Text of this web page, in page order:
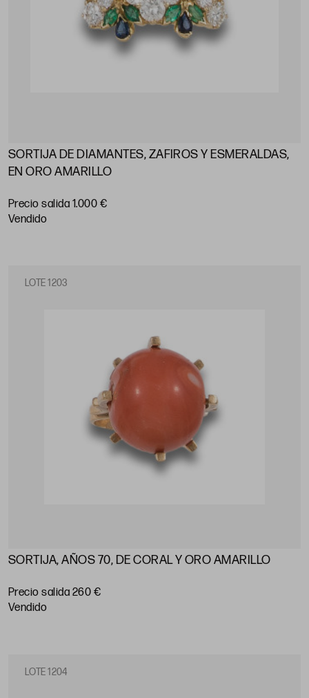
SORTIJA DE DIAMANTES, ZAFIROS Y ESMERALDAS,
EN ORO AMARILLO
Precio salida 1.000 €
vendido
LOTE 1203
SORTIJA, AÑOS 70, DE CORAL Y ORO AMARILLO
Precio salida 260 €
vendido
LOTE 1204